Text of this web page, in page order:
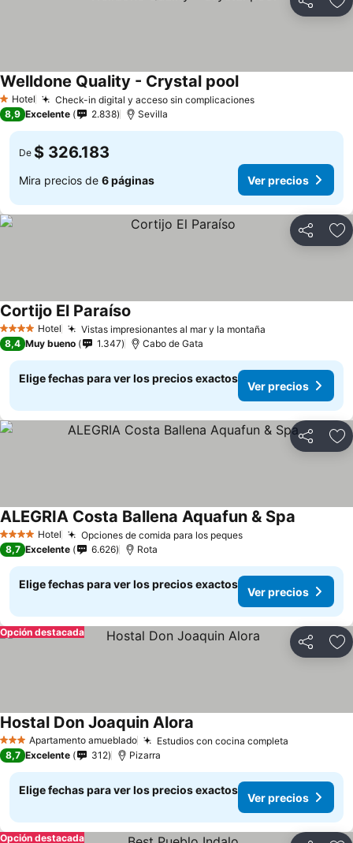
Compartir
1 Estrellas
Hotel Check-in digital y acceso sin complicaciones
Welldone Quality - Crystal pool
8,9 Excelente 2.838 Sevilla
De $ 326.183
Mira precios de 6 páginas Ver precios
Compartir
4 EstrellasHotel Vistas impresionantes al mar y la montaña
Cortijo El Paraíso
8,4 Muy bueno 1.347 Cabo de Gata
Elige fechas para ver los precios exactos
Ver precios
Compartir
4 EstrellasHotel Opciones de comida para los peques
ALEGRIA Costa Ballena Aquafun & Spa
8,7 Excelente 6.626 Rota
Elige fechas para ver los precios exactos
Ver precios
Compartir
Opción destacada
3 EstrellasApartamento amueblado Estudios con cocina completa
Hostal Don Joaquin Alora
8,7 Excelente 312 Pizarra
Elige fechas para ver los precios exactos
Ver precios
Opción destacada